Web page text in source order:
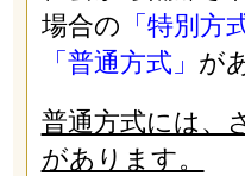
場合の 「特別方
「普通方式」 が
普通方式には、
があります。